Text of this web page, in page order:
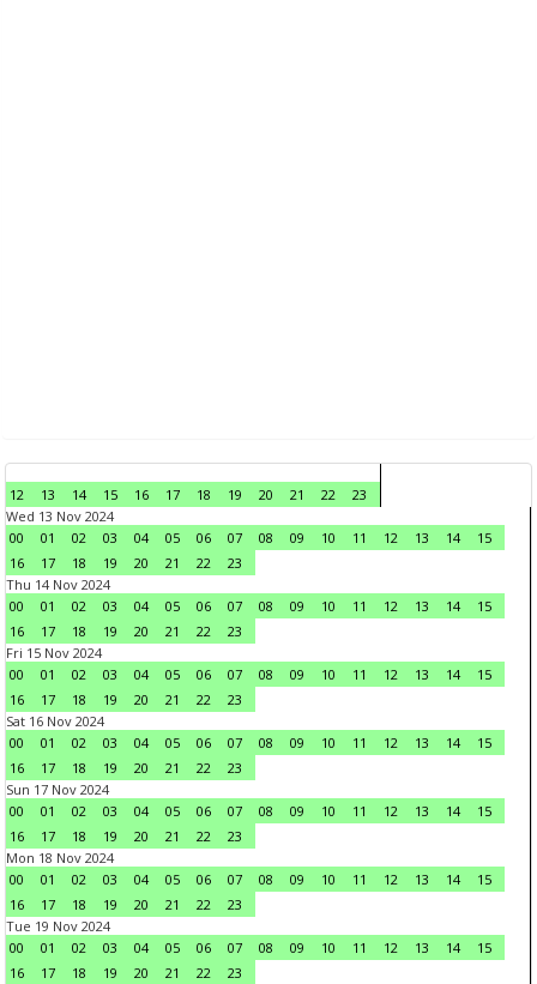
12 13 14 15 16 17 18 19 20 21 22
23
Wed 13 Nov 2024
00
01 02 03 04 05 06 07 08 09 10 11 12 13 14
15
16
17 18 19 20 21 22
23
Thu 14 Nov 2024
00
01 02 03 04 05 06 07 08 09 10 11 12 13 14
15
16
17 18 19 20 21 22
23
Fri 15 Nov 2024
00
01 02 03 04 05 06 07 08 09 10 11 12 13 14
15
16
17 18 19 20 21 22
23
Sat 16 Nov 2024
00
01 02 03 04 05 06 07 08 09 10 11 12 13 14
15
16
17 18 19 20 21 22
23
Sun 17 Nov 2024
00
01 02 03 04 05 06 07 08 09 10 11 12 13 14
15
16
17 18 19 20 21 22
23
Mon 18 Nov 2024
00
01 02 03 04 05 06 07 08 09 10 11 12 13 14
15
16
17 18 19 20 21 22
23
Tue 19 Nov 2024
00
01 02 03 04 05 06 07 08 09 10 11 12 13 14
15
16
17 18 19 20 21 22
23